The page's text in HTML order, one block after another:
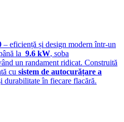
– eficiență și design modern într-un
la 9.6 kW, soba
un randament ridicat. Construită
cu sistem de autocurățare a
durabilitate în fiecare flacără.